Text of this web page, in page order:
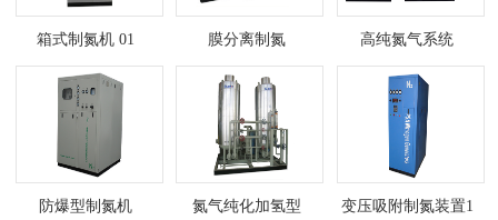
箱式制氮机 01 膜分离制氮 高纯氮气系统
防爆型制氮机 氮气纯化加氢型 变压吸附制氮装置1